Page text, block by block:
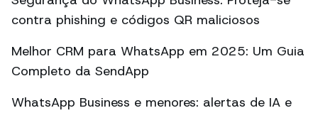
contra phishing e códigos QR maliciosos
Melhor CRM para WhatsApp em 2025: Um Guia
Completo da SendApp
WhatsApp Business e menores: alertas de IA e